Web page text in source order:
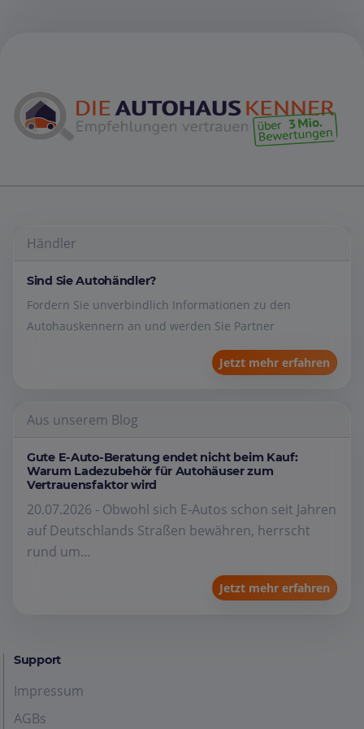
Händler
Sind Sie Autohändler?
Fordern Sie unverbindlich Informationen zu den
Autohauskennern an und werden Sie Partner
Jetzt mehr erfahren
Aus unserem Blog
Gute E-Auto-Beratung endet nicht beim Kauf:
Warum Ladezubehör für Autohäuser zum
Vertrauensfaktor wird
20.07.2026 - Obwohl sich E-Autos schon seit Jahren
auf Deutschlands Straßen bewähren, herrscht
rund um...
Jetzt mehr erfahren
Support
Impressum
AGBs